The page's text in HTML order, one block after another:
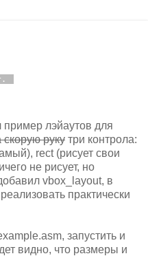
лэйаутов для
скорую руку три контрола:
rect (рисует свои
не рисует, но
vbox_layout, в
практически
запустить и
видно, что размеры и